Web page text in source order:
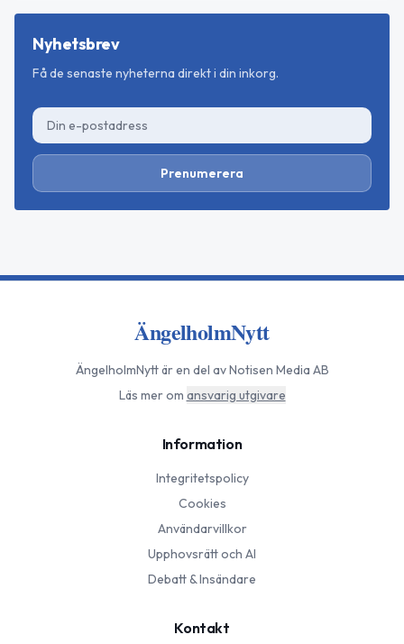
Nyhetsbrev
Få de senaste nyheterna direkt i din inkorg.
Prenumerera
ÄngelholmNytt
ÄngelholmNyttär en del av Notisen Media AB
Läs mer om ansvarig utgivare
Information
Integritetspolicy
Cookies
Användarvillkor
Upphovsrätt och AI
Debatt & Insändare
Kontakt